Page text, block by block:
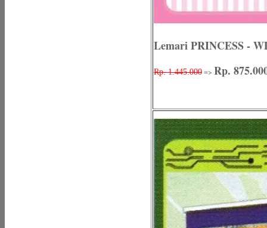
Lemari PRINCESS -
Rp. 1.445.000 => Rp.